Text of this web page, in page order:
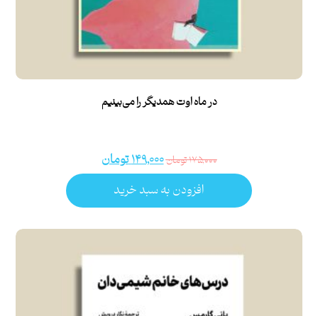
در ماه اوت همدیگر را می‌‌بینیم
۱۷۵,۰۰۰تومان۱۴۹,۰۰۰تومان
افزودن به سبد خرید